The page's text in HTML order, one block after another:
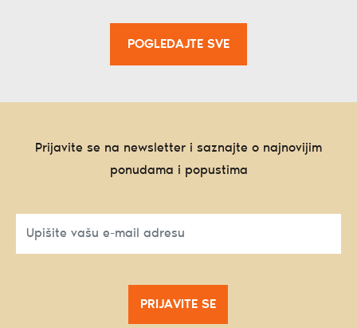
POGLEDAJTE SVE
Prijavite se na newsletter i saznajte o najnovijim
ponudama i popustima
PRIJAVITE SE